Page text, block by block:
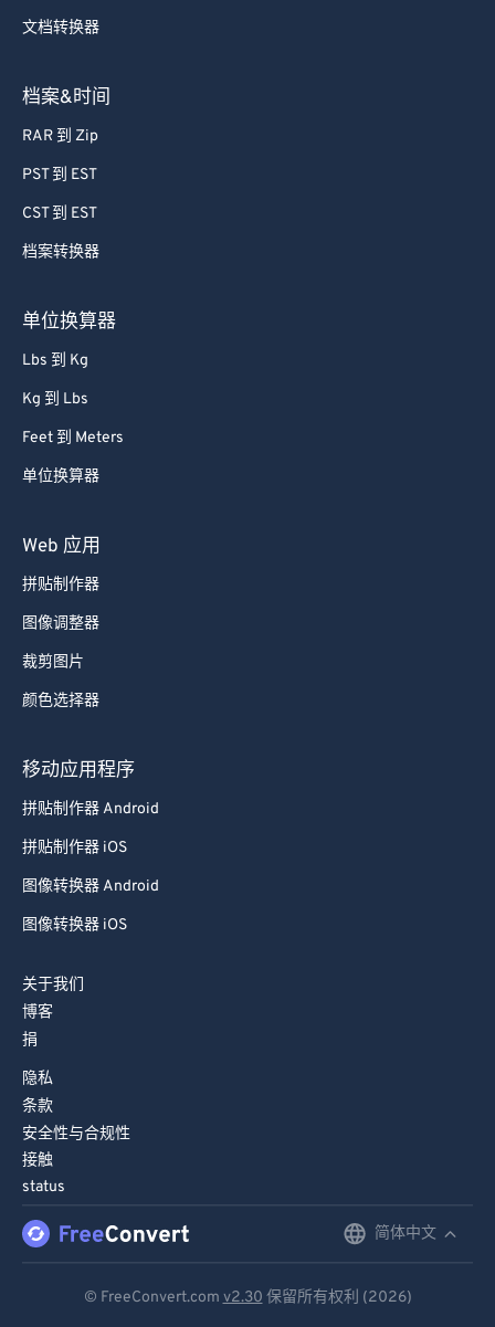
文档转换器
档案&时间
RAR 到 Zip
PST 到 EST
CST 到 EST
档案转换器
单位换算器
Lbs 到 Kg
Kg 到 Lbs
Feet 到 Meters
单位换算器
Web 应用
拼贴制作器
图像调整器
裁剪图片
颜色选择器
移动应用程序
拼贴制作器 Android
拼贴制作器 iOS
图像转换器 Android
图像转换器 iOS
关于我们
博客
捐
隐私
条款
安全性与合规性
接触
status
简体中文
© FreeConvert.com v2.30 保留所有权利 (2026)